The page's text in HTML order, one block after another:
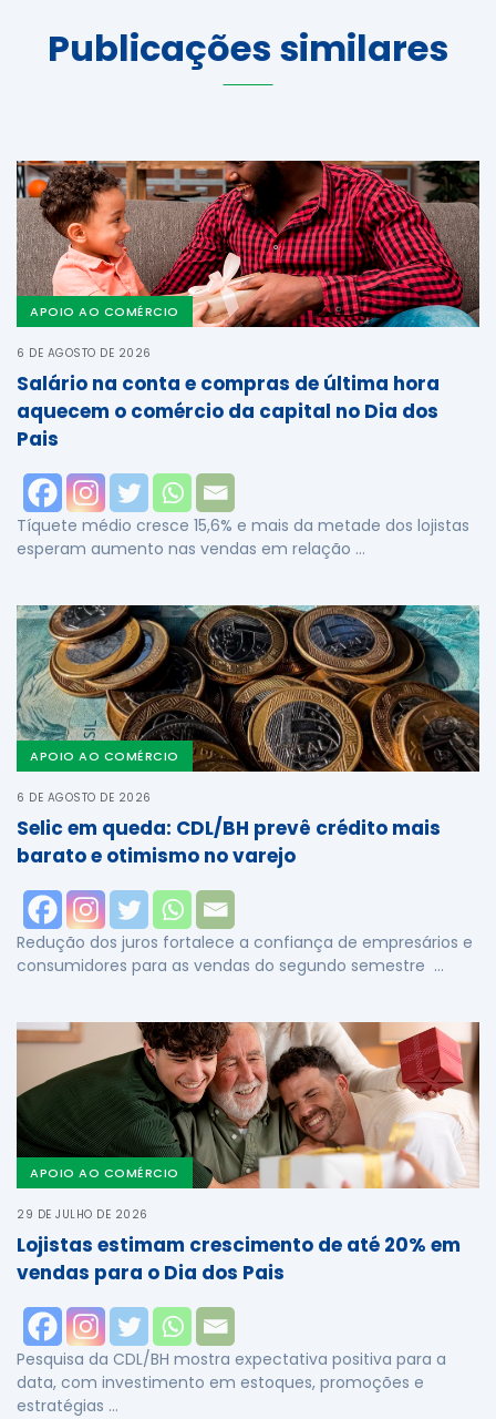
Publicações similares
APOIO AO COMÉRCIO
6 DE AGOSTO DE 2026
Salário na conta e compras de última hora
aquecem o comércio da capital no Dia dos
Pais
Tíquete médio cresce 15,6% e mais da metade dos lojistas
esperam aumento nas vendas em relação …
APOIO AO COMÉRCIO
6 DE AGOSTO DE 2026
Selic em queda: CDL/BH prevê crédito mais
barato e otimismo no varejo
Redução dos juros fortalece a confiança de empresários e
consumidores para as vendas do segundo semestre …
APOIO AO COMÉRCIO
29 DE JULHO DE 2026
Lojistas estimam crescimento de até 20% em
vendas para o Dia dos Pais
Pesquisa da CDL/BH mostra expectativa positiva para a
data, com investimento em estoques, promoções e
estratégias …